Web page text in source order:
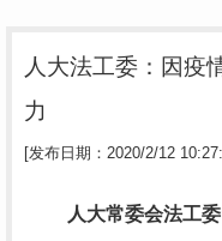
人大法工委：因疫
力
[发布日期：2020/2/12
人大常委会法工委